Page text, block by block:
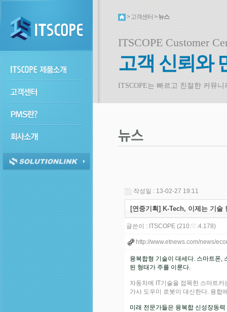
> 고객센터 >뉴스
ITSCOPE Customer
고객 신뢰와
ITSCOPE는 빠르고 친절한 커뮤
작성일 : 13-02-27 19:11
[연중기획] K-Tech, 이제는 기술
글쓴이 : ITSCOPE(210.♡.4.178)
http://www.etnews.com/news/
융복합형 기술이 대세다. 스마트폰,
된 형태가 주를 이룬다.
자동차에 IT기술을 접목한 스마트
가사 도우미 로봇이 대신한다. 융합
미래 전문가들은 융복합 신성장동